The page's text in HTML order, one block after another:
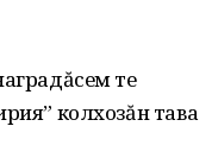
те
колхозăн тава